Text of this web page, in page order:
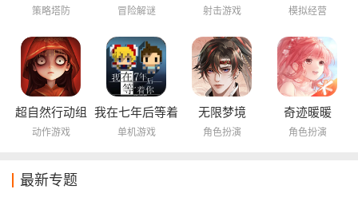
海底世界
策略塔防 冒险解谜 射击游戏 模拟经营
超自然行动组
动作游戏
我在七年后等着
你
单机游戏
无限梦境
角色扮演
奇迹暖暖
角色扮演
最新专题